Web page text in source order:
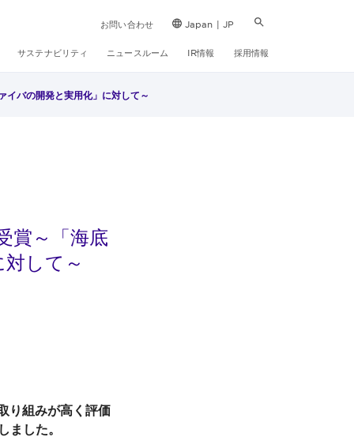
お問い合わせ Japan | JP
サステナビリティ ニュースルーム IR情報 採用情報
イバの開発と実用化」に対して～
賞～「海底
して～
り組みが高く評価
した。